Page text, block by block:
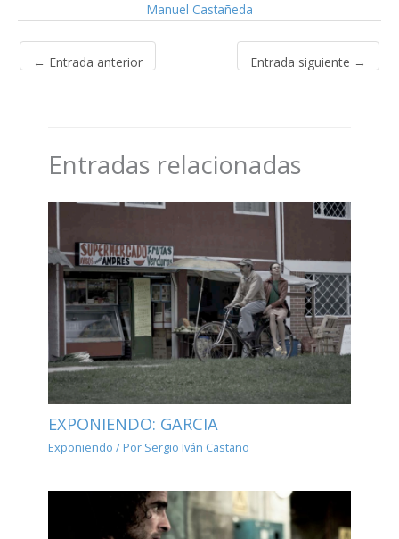
Manuel Castañeda
← Entrada anterior Entrada siguiente →
Entradas relacionadas
EXPONIENDO: GARCIA
Exponiendo / Por Sergio Iván Castaño